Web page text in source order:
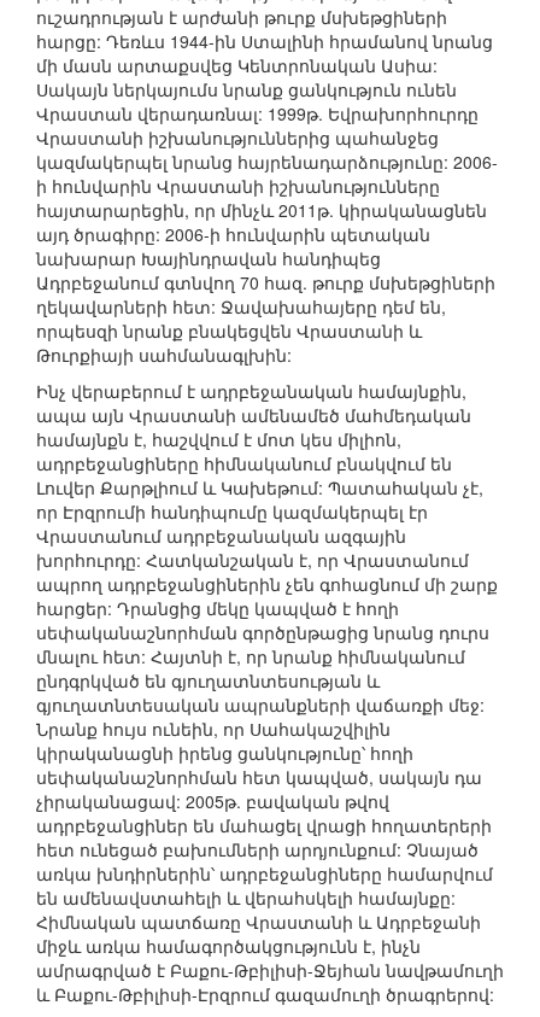
ուշադրության է արժանի թուրք մսխեթցիների
հարցը: Դեռևս 1944-ին Ստալինի հրամանով նրանց
մի մասն արտաքսվեց Կենտրոնական Ասիա:
Սակայն ներկայումս նրանք ցանկություն ունեն
Վրաստան վերադառնալ: 1999թ. Եվրախորհուրդը
Վրաստանի իշխանություններից պահանջեց
կազմակերպել նրանց հայրենադարձությունը: 2006-
ի հունվարին Վրաստանի իշխանությունները
հայտարարեցին, որ մինչև 2011թ. կիրականացնեն
այդ ծրագիրը: 2006-ի հունվարին պետական
նախարար Խայինդրավան հանդիպեց
Ադրբեջանում գտնվող 70 հազ. թուրք մսխեթցիների
ղեկավարների հետ: Ջավախահայերը դեմ են,
որպեսզի նրանք բնակեցվեն Վրաստանի և
Թուրքիայի սահմանագլխին:
Ինչ վերաբերում է ադրբեջանական համայնքին,
ապա այն Վրաստանի ամենամեծ մահմեդական
համայնքն է, հաշվվում է մոտ կես միլիոն,
ադրբեջանցիները հիմնականում բնակվում են
Լուվեր Քարթլիում և Կախեթում: Պատահական չէ,
որ Էրզրումի հանդիպումը կազմակերպել էր
Վրաստանում ադրբեջանական ազգային
խորհուրդը: Հատկանշական է, որ Վրաստանում
ապրող ադրբեջանցիներին չեն գոհացնում մի շարք
հարցեր: Դրանցից մեկը կապված է հողի
սեփականաշնորհման գործընթացից նրանց դուրս
մնալու հետ: Հայտնի է, որ նրանք հիմնականում
ընդգրկված են գյուղատնտեսության և
գյուղատնտեսական ապրանքների վաճառքի մեջ:
Նրանք հույս ունեին, որ Սահակաշվիլին
կիրականացնի իրենց ցանկությունը՝ հողի
սեփականաշնորհման հետ կապված, սակայն դա
չիրականացավ: 2005թ. բավական թվով
ադրբեջանցիներ են մահացել վրացի հողատերերի
հետ ունեցած բախումների արդյունքում: Չնայած
առկա խնդիրներին՝ ադրբեջանցիները համարվում
են ամենավստահելի և վերահսկելի համայնքը:
Հիմնական պատճառը Վրաստանի և Ադրբեջանի
միջև առկա համագործակցությունն է, ինչն
ամրագրված է Բաքու-Թբիլիսի-Ջեյհան նավթամուղի
և Բաքու-Թբիլիսի-Էրզրում գազամուղի ծրագրերով: